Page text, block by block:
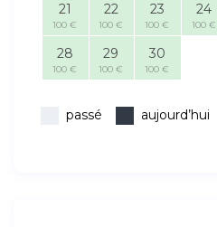
21
100 €
22
100 €
23
100 €
24
100 €
28
100 €
29
100 €
30
100 €
passé aujourd’hui